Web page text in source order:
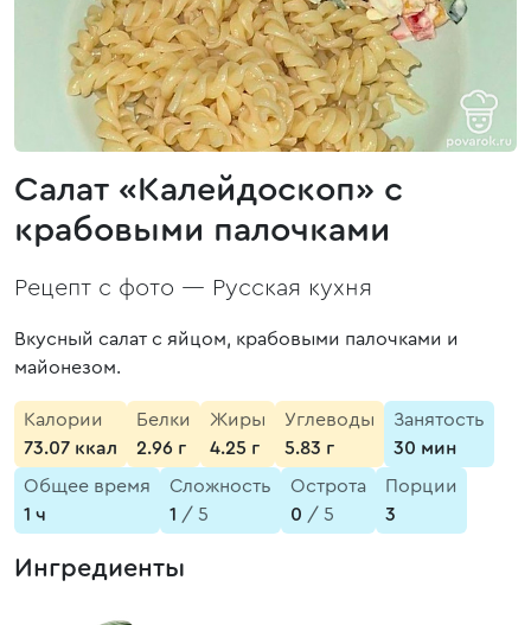
Салат «Калейдоскоп» с
крабовыми палочками
Рецепт с фото — Русская кухня
Вкусный салат с яйцом, крабовыми палочками и
майонезом.
Калории
73.07 ккал
Белки
2.96 г
Жиры
4.25 г
Углеводы
5.83 г
Занятость
30 мин
Общее время
1 ч
Сложность
1 / 5
Острота
0 / 5
Порции
3
Ингредиенты